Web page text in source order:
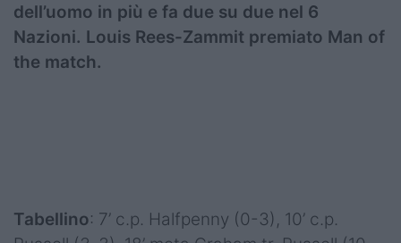
dell’uomo in più e fa due su due nel 6
Nazioni. Louis Rees-Zammit premiato Man of
the match.
Tabellino: 7’ c.p. Halfpenny (0-3), 10’ c.p.